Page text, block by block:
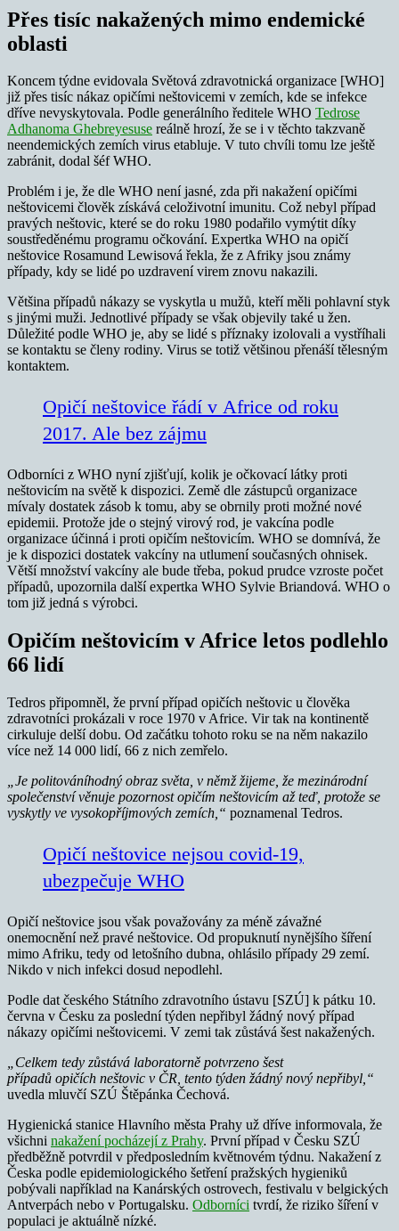
Přes tisíc nakažených mimo endemické
oblasti
Koncem týdne evidovala Světová zdravotnická organizace [WHO]
již přes tisíc nákaz opičími neštovicemi v zemích, kde se infekce
dříve nevyskytovala. Podle generálního ředitele WHO Tedrose
Adhanoma Ghebreyesuse reálně hrozí, že se i v těchto takzvaně
neendemických zemích virus etabluje. V tuto chvíli tomu lze ještě
zabránit, dodal šéf WHO.
Problém i je, že dle WHO není jasné, zda při nakažení opičími
neštovicemi člověk získává celoživotní imunitu. Což nebyl případ
pravých neštovic, které se do roku 1980 podařilo vymýtit díky
soustředěnému programu očkování. Expertka WHO na opičí
neštovice Rosamund Lewisová řekla, že z Afriky jsou známy
případy, kdy se lidé po uzdravení virem znovu nakazili.
Většina případů nákazy se vyskytla u mužů, kteří měli pohlavní styk
s jinými muži. Jednotlivé případy se však objevily také u žen.
Důležité podle WHO je, aby se lidé s příznaky izolovali a vystříhali
se kontaktu se členy rodiny. Virus se totiž většinou přenáší tělesným
kontaktem.
Opičí neštovice řádí v Africe od roku
2017. Ale bez zájmu
Odborníci z WHO nyní zjišťují, kolik je očkovací látky proti
neštovicím na světě k dispozici. Země dle zástupců organizace
mívaly dostatek zásob k tomu, aby se obrnily proti možné nové
epidemii. Protože jde o stejný virový rod, je vakcína podle
organizace účinná i proti opičím neštovicím. WHO se domnívá, že
je k dispozici dostatek vakcíny na utlumení současných ohnisek.
Větší množství vakcíny ale bude třeba, pokud prudce vzroste počet
případů, upozornila další expertka WHO Sylvie Briandová. WHO o
tom již jedná s výrobci.
Opičím neštovicím v Africe letos podlehlo
66 lidí
Tedros připomněl, že první případ opičích neštovic u člověka
zdravotníci prokázali v roce 1970 v Africe. Vir tak na kontinentě
cirkuluje delší dobu. Od začátku tohoto roku se na něm nakazilo
více než 14 000 lidí, 66 z nich zemřelo.
„Je politováníhodný obraz světa, v němž žijeme, že mezinárodní
společenství věnuje pozornost opičím neštovicím až teď, protože se
vyskytly ve vysokopříjmových zemích,“ poznamenal Tedros.
Opičí neštovice nejsou covid-19,
ubezpečuje WHO
Opičí neštovice jsou však považovány za méně závažné
onemocnění než pravé neštovice. Od propuknutí nynějšího šíření
mimo Afriku, tedy od letošního dubna, ohlásilo případy 29 zemí.
Nikdo v nich infekci dosud nepodlehl.
Podle dat českého Státního zdravotního ústavu [SZÚ] k pátku 10.
června v Česku za poslední týden nepřibyl žádný nový případ
nákazy opičími neštovicemi. V zemi tak zůstává šest nakažených.
„Celkem tedy zůstává laboratorně potvrzeno šest
případů opičích neštovic v ČR, tento týden žádný nový nepřibyl,“
uvedla mluvčí SZÚ Štěpánka Čechová.
Hygienická stanice Hlavního města Prahy už dříve informovala, že
všichni nakažení pocházejí z Prahy. První případ v Česku SZÚ
předběžně potvrdil v předposledním květnovém týdnu. Nakažení z
Česka podle epidemiologického šetření pražských hygieniků
pobývali například na Kanárských ostrovech, festivalu v belgických
Antverpách nebo v Portugalsku. Odborníci tvrdí, že riziko šíření v
populaci je aktuálně nízké.